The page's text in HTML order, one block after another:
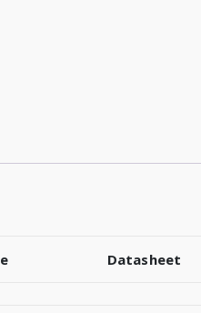
Datasheet